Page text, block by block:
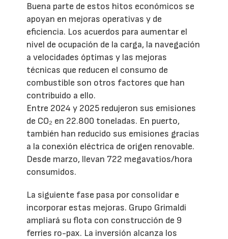
Buena parte de estos hitos económicos se
apoyan en mejoras operativas y de
eficiencia. Los acuerdos para aumentar el
nivel de ocupación de la carga, la navegación
a velocidades óptimas y las mejoras
técnicas que reducen el consumo de
combustible son otros factores que han
contribuido a ello.
Entre 2024 y 2025 redujeron sus emisiones
de CO₂ en 22.800 toneladas. En puerto,
también han reducido sus emisiones gracias
a la conexión eléctrica de origen renovable.
Desde marzo, llevan 722 megavatios/hora
consumidos.
La siguiente fase pasa por consolidar e
incorporar estas mejoras. Grupo Grimaldi
ampliará su flota con construcción de 9
ferries ro-pax. La inversión alcanza los